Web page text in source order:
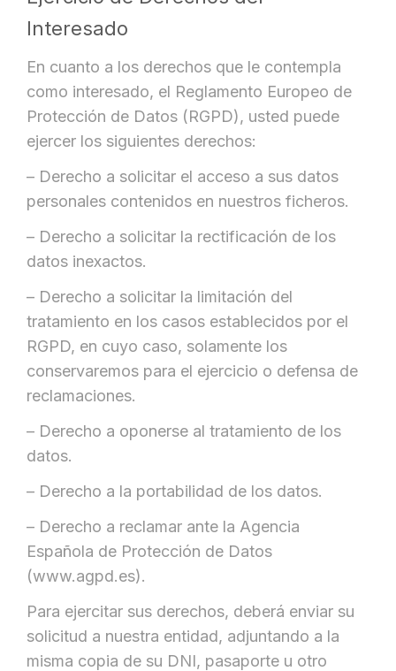
Interesado
En cuanto a los derechos que le contempla
como interesado, el Reglamento Europeo de
Protección de Datos (RGPD), usted puede
ejercer los siguientes derechos:
– Derecho a solicitar el acceso a sus datos
personales contenidos en nuestros ficheros.
– Derecho a solicitar la rectificación de los
datos inexactos.
– Derecho a solicitar la limitación del
tratamiento en los casos establecidos por el
RGPD, en cuyo caso, solamente los
conservaremos para el ejercicio o defensa de
reclamaciones.
– Derecho a oponerse al tratamiento de los
datos.
– Derecho a la portabilidad de los datos.
– Derecho a reclamar ante la Agencia
Española de Protección de Datos
(www.agpd.es).
Para ejercitar sus derechos, deberá enviar su
solicitud a nuestra entidad, adjuntando a la
misma copia de su DNI, pasaporte u otro